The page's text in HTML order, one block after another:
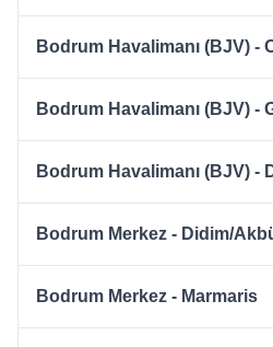
Bodrum Havalimanı (BJV) -
Bodrum Havalimanı (BJV) -
Bodrum Havalimanı (BJV) -
Bodrum Merkez - Didim/
Bodrum Merkez - Marmaris